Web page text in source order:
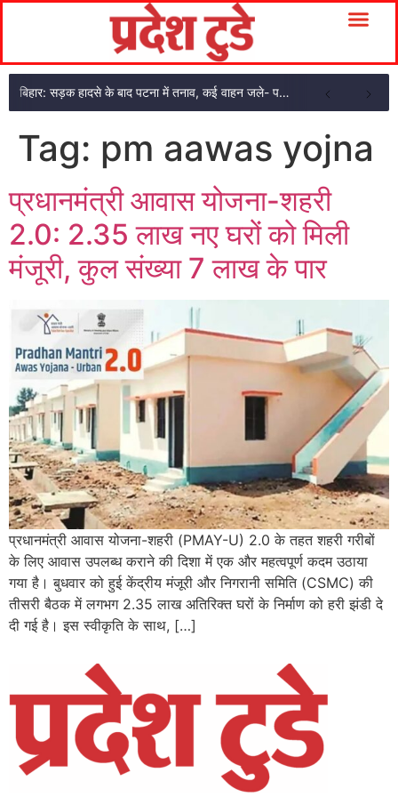
बिहार: सड़क हादसे के बाद पटना में तनाव, कई वाहन जले- पथराव हुआ
Tag: pm aawas yojna
प्रधानमंत्री आवास योजना-शहरी
2.0: 2.35 लाख नए घरों को मिली
मंजूरी, कुल संख्या 7 लाख के पार
प्रधानमंत्री आवास योजना-शहरी (PMAY-U) 2.0 के तहत शहरी गरीबों
के लिए आवास उपलब्ध कराने की दिशा में एक और महत्वपूर्ण कदम उठाया
गया है। बुधवार को हुई केंद्रीय मंजूरी और निगरानी समिति (CSMC) की
तीसरी बैठक में लगभग 2.35 लाख अतिरिक्त घरों के निर्माण को हरी झंडी दे
दी गई है। इस स्वीकृति के साथ, […]